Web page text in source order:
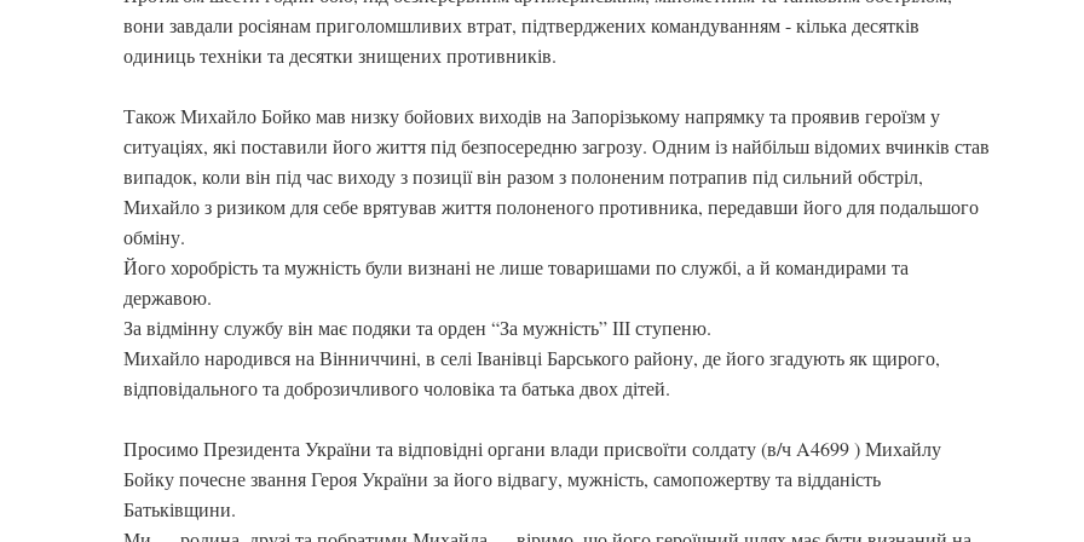
вони завдали росіянам приголомшливих втрат, підтверджених командуванням - кілька десятків
одиниць техніки та десятки знищених противників.
Також Михайло Бойко мав низку бойових виходів на Запорізькому напрямку та проявив героїзм у
ситуаціях, які поставили його життя під безпосередню загрозу. Одним із найбільш відомих вчинків став
випадок, коли він під час виходу з позиції він разом з полоненим потрапив під сильний обстріл,
Михайло з ризиком для себе врятував життя полоненого противника, передавши його для подальшого
обміну.
Його хоробрість та мужність були визнані не лише товаришами по службі, а й командирами та
державою.
За відмінну службу він має подяки та орден “За мужність” ІІІ ступеню.
Михайло народився на Вінниччині, в селі Іванівці Барського району, де його згадують як щирого,
відповідального та доброзичливого чоловіка та батька двох дітей.
Просимо Президента України та відповідні органи влади присвоїти солдату (в/ч A4699 ) Михайлу
Бойку почесне звання Героя України за його відвагу, мужність, самопожертву та відданість
Батьківщини.